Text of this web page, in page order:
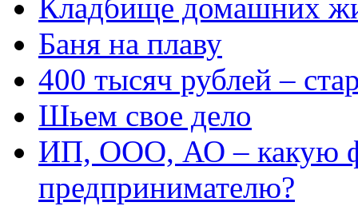
Кладбище домашних
Баня на плаву
400 тысяч рублей –
Шьем свое дело
ИП, ООО, АО – какую
предпринимателю?